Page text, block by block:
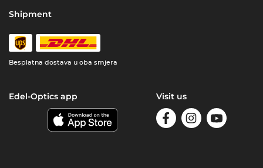
Shipment
Besplatna dostava u oba smjera
Edel-Optics app Visit us